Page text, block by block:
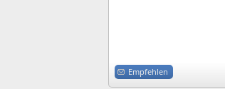
Empfehlen